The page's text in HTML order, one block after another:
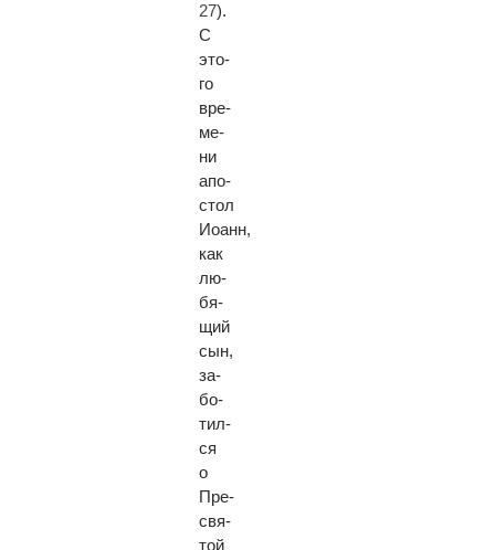
27).
С
это­
го
вре­
ме­
ни
апо­
стол
Иоанн,
как
лю­
бя­
щий
сын,
за­
бо­
тил­
ся
о
Пре­
свя­
той